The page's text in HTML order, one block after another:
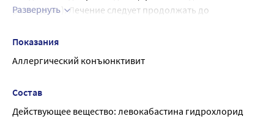
раза в день). Лечение следует продолжать до
Поскольку глазные капли представляют собой
суспензию, флакон необходимо встряхивать перед
каждым применением.
Снять крышку с флакона-капельницы и перевернуть
флакон.
Развернуть
Показания
Аллергический конъюнктивит
Состав
Действующее вещество: левокабастина гидрохлорид